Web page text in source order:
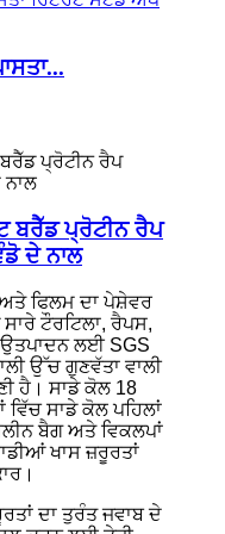
ਬਰੈੱਡ ਪ੍ਰੋਟੀਨ ਰੈਪ
ਦੇ ਨਾਲ
ਫਿਲਮ ਦਾ ਪੇਸ਼ੇਵਰ
ਟੌਰਟਿਲਾ, ਰੈਪਸ,
ਲਈ SGS
ਉੱਚ ਗੁਣਵੱਤਾ ਵਾਲੀ
ਹੈ। ਸਾਡੇ ਕੋਲ 18
ਵਿੱਚ ਸਾਡੇ ਕੋਲ ਪਹਿਲਾਂ
ਬੈਗ ਅਤੇ ਵਿਕਲਪਾਂ
ਖਾਸ ਜ਼ਰੂਰਤਾਂ
ਦਾ ਤੁਰੰਤ ਜਵਾਬ ਦੇ